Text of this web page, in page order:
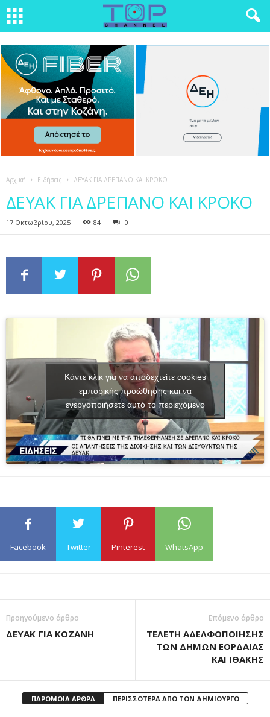
Αρχική Ειδήσεις ΔΕΥΑΚ ΓΙΑ ΔΡΕΠΑΝΟ ΚΑΙ ΚΡΟΚΟ
ΔΕΥΑΚ ΓΙΑ ΔΡΕΠΑΝΟ ΚΑΙ ΚΡΟΚΟ
17 Οκτωβρίου, 2025 84 0
Κάντε κλικ για να αποδεχτείτε cookies
εμπορικής προώθησης και να
ενεργοποιήσετε αυτό το περιεχόμενο
Facebook Twitter Pinterest WhatsApp
Προηγούμενο άρθρο
ΔΕΥΑΚ ΓΙΑ ΚΟΖΑΝΗ
Επόμενο άρθρο
ΤΕΛΕΤΗ ΑΔΕΛΦΟΠΟΙΗΣΗΣ
ΤΩΝ ΔΗΜΩΝ ΕΟΡΔΑΙΑΣ
ΚΑΙ ΙΘΑΚΗΣ
ΠΑΡΟΜΟΙΑ ΑΡΘΡΑ ΠΕΡΙΣΣΟΤΕΡΑ ΑΠΟ ΤΟΝ ΔΗΜΙΟΥΡΓΟ